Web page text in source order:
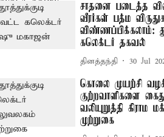
சாதனை படைத்த
வீரர்கள் பத்ம
விண்ணப்பிக்கலாம்:
கலெக்டர் தகவல்
தினத்தந்தி 30 Jul
கொலை முயற்சி
குற்றவாளிகளை
வலியுறுத்தி கிராம
முற்றுகை